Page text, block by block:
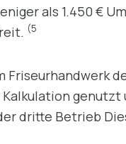
als 1.450 €
(5
Friseurhandwerk
dritte Betrieb